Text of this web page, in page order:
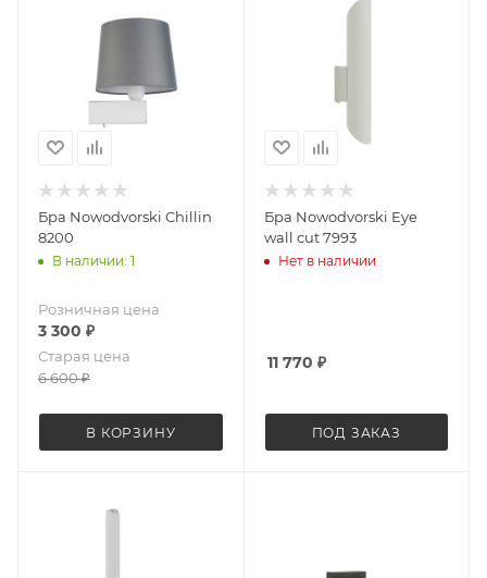
Бра Nowodvorski Chillin
8200
В наличии: 1
Розничная цена
3 300 ₽
Старая цена
6 600₽
В КОРЗИНУ
Бра Nowodvorski Eye
wall cut 7993
Нет в наличии
11 770 ₽
ПОД ЗАКАЗ